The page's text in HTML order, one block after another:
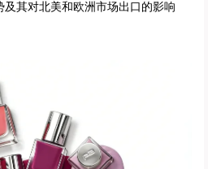
及其对北美和欧洲市场出口的影响